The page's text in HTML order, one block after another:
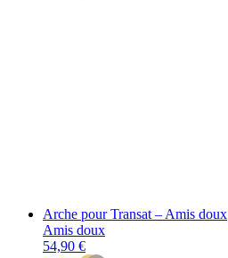
Arche pour Transat – Amis doux
Amis doux
54,90 €